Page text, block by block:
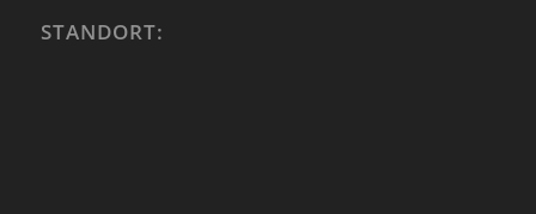
STANDORT: